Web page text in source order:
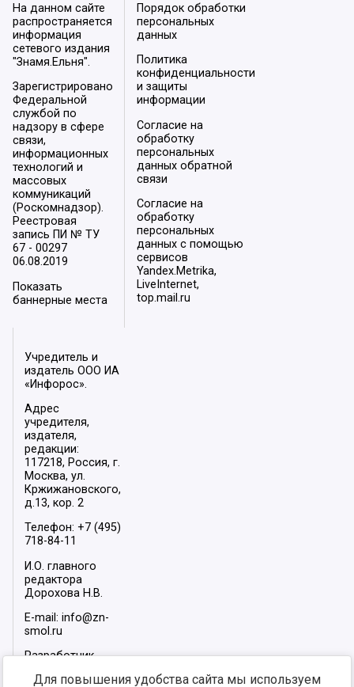
На данном сайте
распространяется
информация
сетевого издания
"Знамя.Ельня".
Зарегистрировано
Федеральной
службой по
надзору в сфере
связи,
информационных
технологий и
массовых
коммуникаций
(Роскомнадзор).
Реестровая
запись ПИ № ТУ
67 - 00297
06.08.2019
Показать
баннерные места
Порядок обработки
персональных
данных
Политика
конфиденциальности
и защиты
информации
Согласие на
обработку
персональных
данных обратной
связи
Согласие на
обработку
персональных
данных с помощью
сервисов
Yandex.Metrika,
LiveInternet,
top.mail.ru
Учредитель и
издатель ООО ИА
«Инфорос».
Адрес
учредителя,
издателя,
редакции:
117218, Россия, г.
Москва, ул.
Кржижановского,
д.13, кор. 2
Телефон: +7 (495)
718-84-11
И.О. главного
редактора
Дорохова Н.В.
E-mail: info@zn-
smol.ru
Разработчик
2026
Для повышения удобства сайта мы используем